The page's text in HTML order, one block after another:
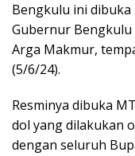
Bengkulu ini dibuka
Gubernur Bengkulu
Arga Makmur,
(5/6/24).
Resminya dibuka
dol yang dilakukan
dengan seluruh